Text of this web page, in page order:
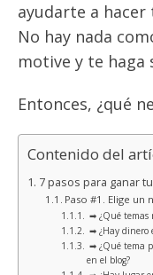
ayudarte a
No hay nada
motive y te haga
Entonces, ¿qué
Contenido del
7 pasos para ganar
Paso #1. Elige un
➡ ¿Qué temas
➡ ¿Hay dinero
➡ ¿Qué tema
en el blog?